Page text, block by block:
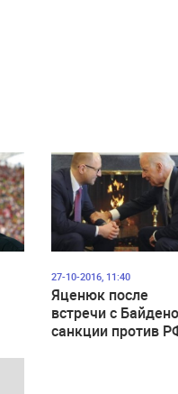
27-10-2016, 11:40
Яценюк после
встречи с
санкции против